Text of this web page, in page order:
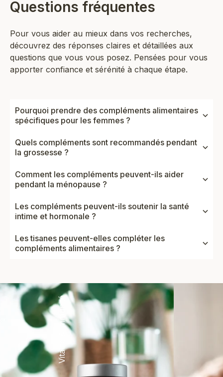
Questions fréquentes
Pour vous aider au mieux dans vos recherches,
découvrez des réponses claires et détaillées aux
questions que vous vous posez. Pensées pour vous
apporter confiance et sérénité à chaque étape.
Pourquoi prendre des compléments alimentaires
spécifiques pour les femmes ?
Quels compléments sont recommandés pendant
la grossesse ?
Comment les compléments peuvent-ils aider
pendant la ménopause ?
Les compléments peuvent-ils soutenir la santé
intime et hormonale ?
Les tisanes peuvent-elles compléter les
compléments alimentaires ?
Vitalité & immunité